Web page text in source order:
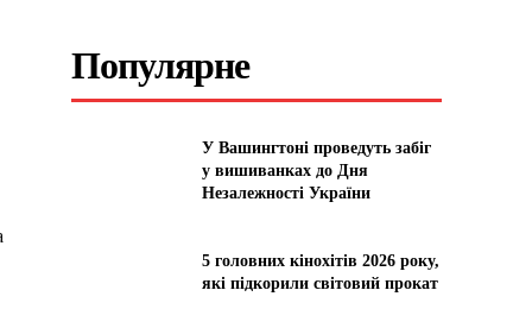
Популярне
У Вашингтоні проведуть забіг
у вишиванках до Дня
Незалежності України
5 головних кінохітів 2026 року,
які підкорили світовий прокат